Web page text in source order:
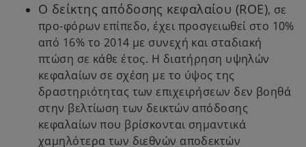
Ο δείκτης απόδοσης κεφαλαίου (ROE), σε
προ-φόρων επίπεδο, έχει προσγειωθεί στο 10%
από 16% το 2014 με συνεχή και σταδιακή
πτώση σε κάθε έτος. Η διατήρηση υψηλών
κεφαλαίων σε σχέση με το ύψος της
δραστηριότητας των επιχειρήσεων δεν βοηθά
στην βελτίωση των δεικτών απόδοσης
κεφαλαίων που βρίσκονται σημαντικά
χαμηλότερα των διεθνών αποδεκτών